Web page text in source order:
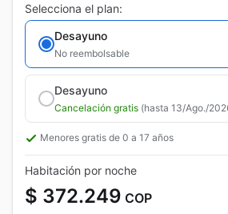
Selecciona el plan:
Desayuno
No reembolsable
Desayuno
Cancelación gratis (hasta 13/Ago./
Menores gratis de 0 a 17 años
Habitación por noche
$ 372.249 COP